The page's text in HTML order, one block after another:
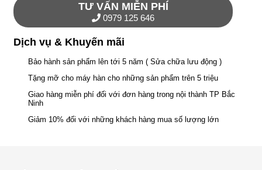
TƯ VẤN MIỄN PHÍ
0979 125 646
Dịch vụ & Khuyến mãi
Bảo hành sản phẩm lên tới 5 năm ( Sửa chữa lưu động )
Tặng mỡ cho máy hàn cho những sản phẩm trên 5 triệu
Giao hàng miễn phí đối với đơn hàng trong nội thành TP Bắc
Ninh
Giảm 10% đối với những khách hàng mua số lượng lớn